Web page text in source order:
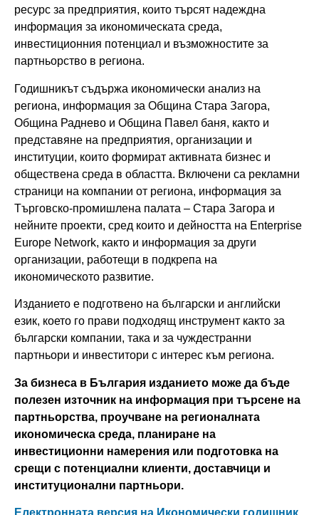
ресурс за предприятия, които търсят надеждна
информация за икономическата среда,
инвестиционния потенциал и възможностите за
партньорство в региона.
Годишникът съдържа икономически анализ на
региона, информация за Община Стара Загора,
Община Раднево и Община Павел баня, както и
представяне на предприятия, организации и
институции, които формират активната бизнес и
обществена среда в областта. Включени са рекламни
страници на компании от региона, информация за
Търговско-промишлена палата – Стара Загора и
нейните проекти, сред които и дейността на Enterprise
Europe Network, както и информация за други
организации, работещи в подкрепа на
икономическото развитие.
Изданието е подготвено на български и английски
език, което го прави подходящ инструмент както за
български компании, така и за чуждестранни
партньори и инвеститори с интерес към региона.
За бизнеса в България изданието може да бъде
полезен източник на информация при търсене на
партньорства, проучване на регионалната
икономическа среда, планиране на
инвестиционни намерения или подготовка на
срещи с потенциални клиенти, доставчици и
институционални партньори.
Електронната версия на Икономически годишник